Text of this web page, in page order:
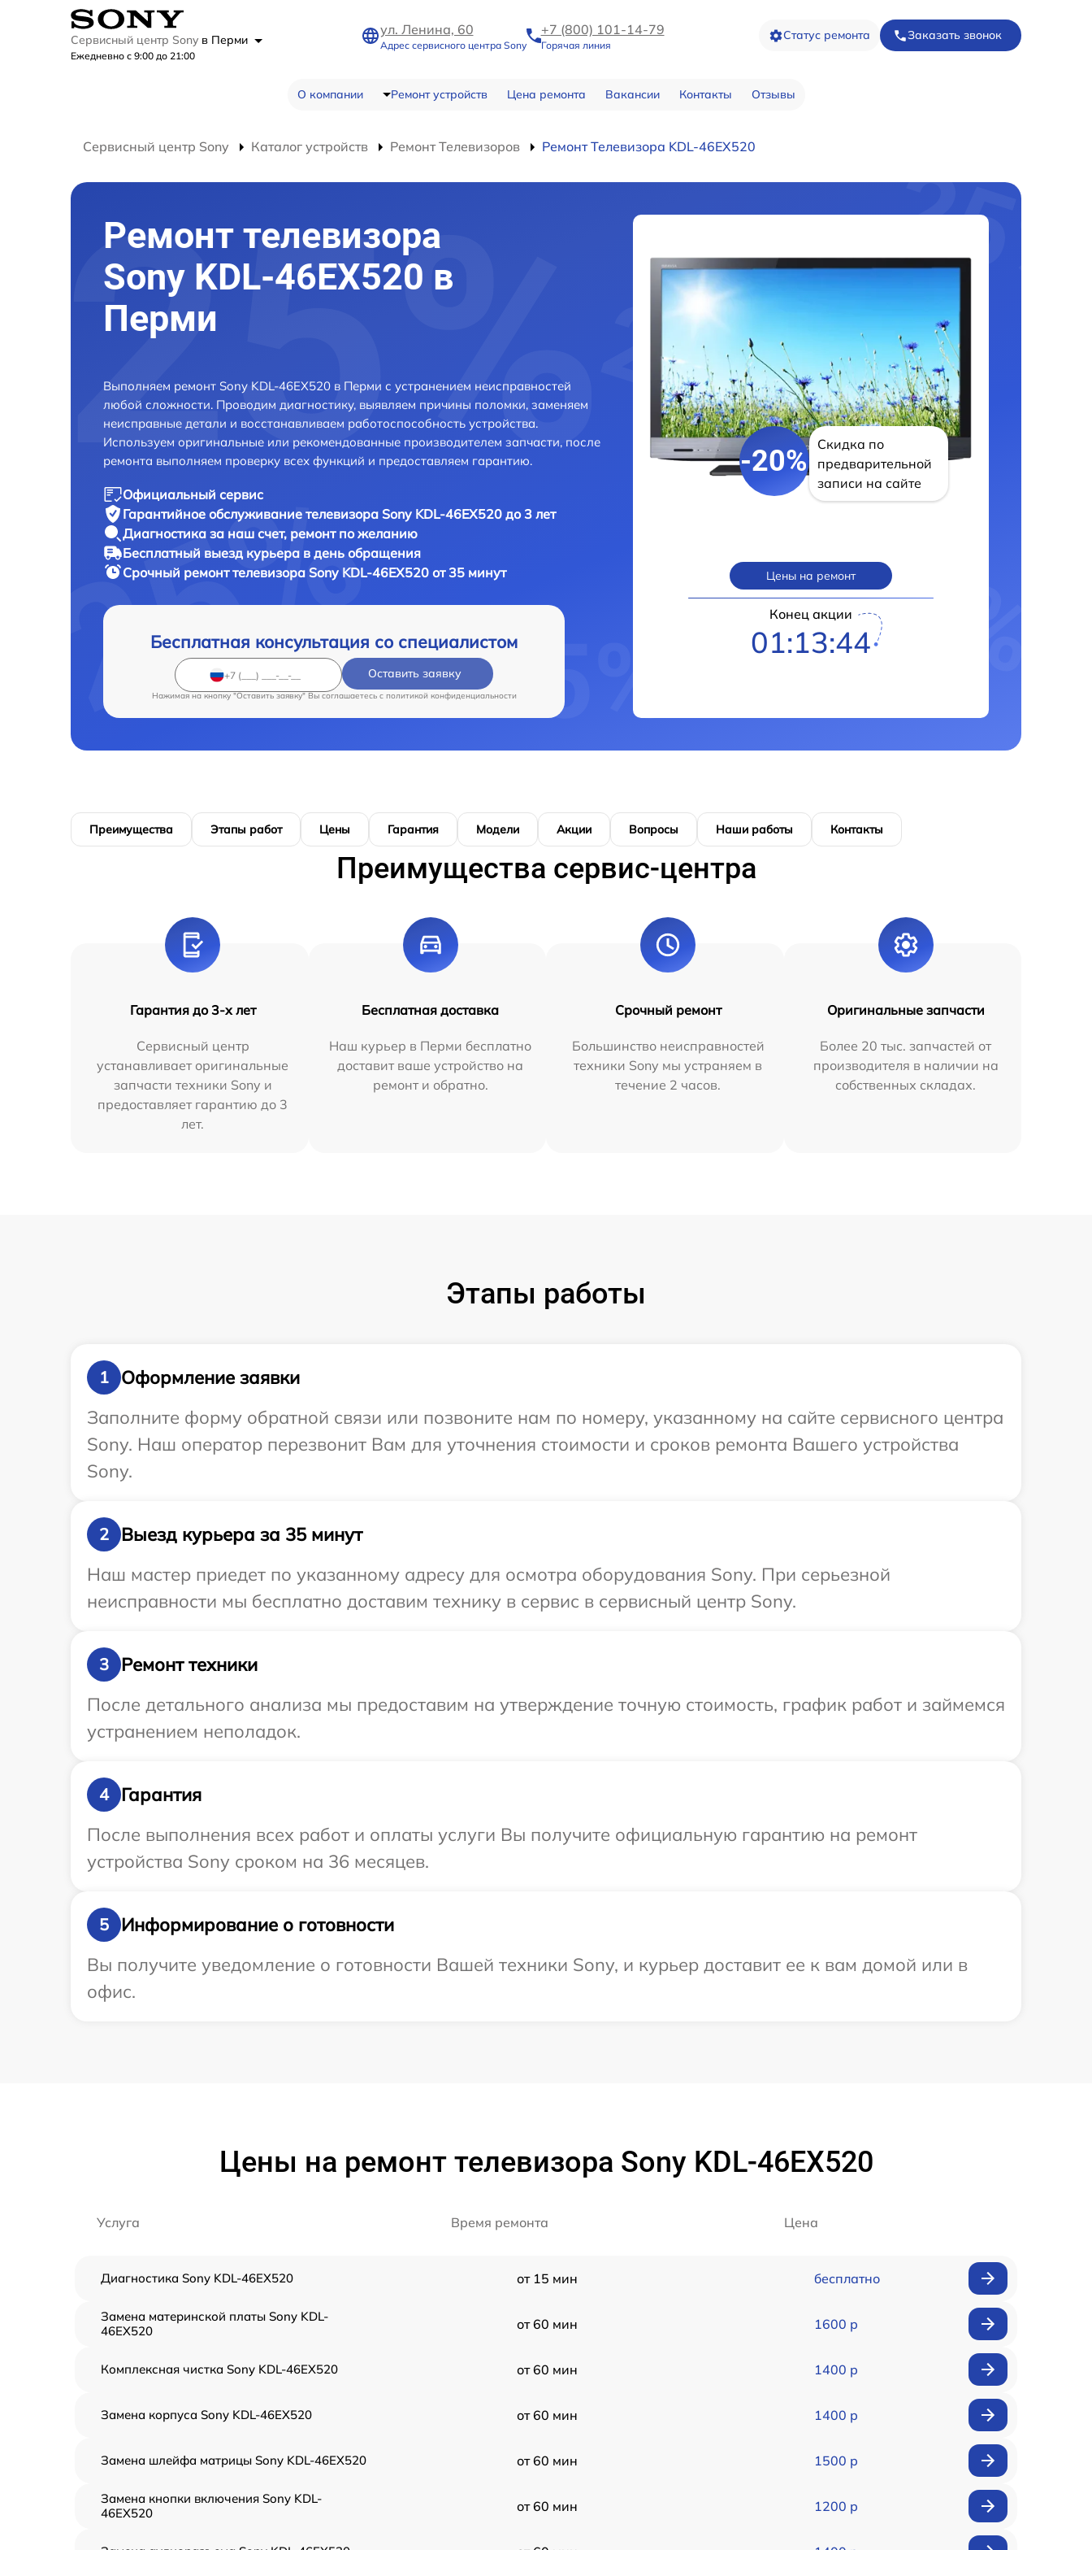
Сервисный центр Sony в Перми
Ежедневно с 9:00 до 21:00
ул. Ленина, 60
Адрес сервисного центра Sony
+7 (800) 101-14-79
Горячая линия
Статус ремонта Заказать звонок
О компании Ремонт устройств Цена ремонта Вакансии Контакты Отзывы
Сервисный центр Sony Каталог устройств Ремонт Телевизоров Ремонт Телевизора KDL-46EX520
Ремонт телевизора
Sony KDL-46EX520 в
Перми
Выполняем ремонт Sony KDL-46EX520 в Перми с устранением неисправностей
любой сложности. Проводим диагностику, выявляем причины поломки, заменяем
неисправные детали и восстанавливаем работоспособность устройства.
Используем оригинальные или рекомендованные производителем запчасти, после
ремонта выполняем проверку всех функций и предоставляем гарантию.
Официальный сервис
Гарантийное обслуживание телевизора Sony KDL-46EX520 до 3 лет
Диагностика за наш счет, ремонт по желанию
Бесплатный выезд курьера в день обращения
Срочный ремонттелевизора Sony KDL-46EX520 от 35 минут
Бесплатная консультация со специалистом
Оставить заявку
Нажимая на кнопку "Оставить заявку" Вы соглашаетесь c политикой конфиденциальности
-20%
Скидка по
предварительной
записи на сайте
Цены на ремонт
Конец акции
01:13:42
Преимущества Этапы работ Цены Гарантия Модели Акции Вопросы Наши работы Контакты
Преимущества сервис-центра
Гарантия до 3-х лет
Сервисный центр
устанавливает оригинальные
запчасти техники Sony и
предоставляет гарантию до 3
лет.
Бесплатная доставка
Наш курьер в Перми бесплатно
доставит ваше устройство на
ремонт и обратно.
Срочный ремонт
Большинство неисправностей
техники Sony мы устраняем в
течение 2 часов.
Оригинальные запчасти
Более 20 тыс. запчастей от
производителя в наличии на
собственных складах.
Этапы работы
1
Оформление заявки
Заполните форму обратной связи или позвоните нам по номеру, указанному на сайте сервисного центра
Sony. Наш оператор перезвонит Вам для уточнения стоимости и сроков ремонта Вашего устройства
Sony.
2
Выезд курьера за 35 минут
Наш мастер приедет по указанному адресу для осмотра оборудования Sony. При серьезной
неисправности мы бесплатно доставим технику в сервис в сервисный центр Sony.
3
Ремонт техники
После детального анализа мы предоставим на утверждение точную стоимость, график работ и займемся
устранением неполадок.
4
Гарантия
После выполнения всех работ и оплаты услуги Вы получите официальную гарантию на ремонт
устройства Sony сроком на 36 месяцев.
5
Информирование о готовности
Вы получите уведомление о готовности Вашей техники Sony, и курьер доставит ее к вам домой или в
офис.
Цены на ремонт телевизора Sony KDL-46EX520
Услуга Время ремонта Цена
Диагностика Sony KDL-46EX520 от 15 мин бесплатно
Замена материнской платы Sony KDL-
46EX520
от 60 мин 1600 р
Комплексная чистка Sony KDL-46EX520 от 60 мин 1400 р
Замена корпуса Sony KDL-46EX520 от 60 мин 1400 р
Замена шлейфа матрицы Sony KDL-46EX520 от 60 мин 1500 р
Замена кнопки включения Sony KDL-
46EX520
от 60 мин 1200 р